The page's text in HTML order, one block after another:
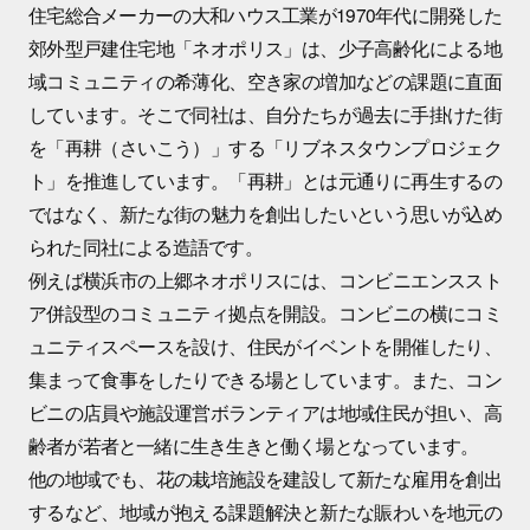
住宅総合メーカーの大和ハウス工業が1970年代に開発した
郊外型戸建住宅地「ネオポリス」は、少子高齢化による地
域コミュニティの希薄化、空き家の増加などの課題に直面
しています。そこで同社は、自分たちが過去に手掛けた街
を「再耕（さいこう）」する「リブネスタウンプロジェク
ト」を推進しています。「再耕」とは元通りに再生するの
ではなく、新たな街の魅力を創出したいという思いが込め
られた同社による造語です。
例えば横浜市の上郷ネオポリスには、コンビニエンススト
ア併設型のコミュニティ拠点を開設。コンビニの横にコミ
ュニティスペースを設け、住民がイベントを開催したり、
集まって食事をしたりできる場としています。また、コン
ビニの店員や施設運営ボランティアは地域住民が担い、高
齢者が若者と一緒に生き生きと働く場となっています。
他の地域でも、花の栽培施設を建設して新たな雇用を創出
するなど、地域が抱える課題解決と新たな賑わいを地元の